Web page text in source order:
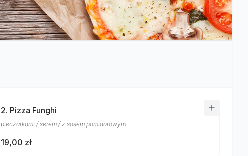
2. Pizza Funghi
pieczarkami / serem / z sosem pomidorowym
19,00 zł